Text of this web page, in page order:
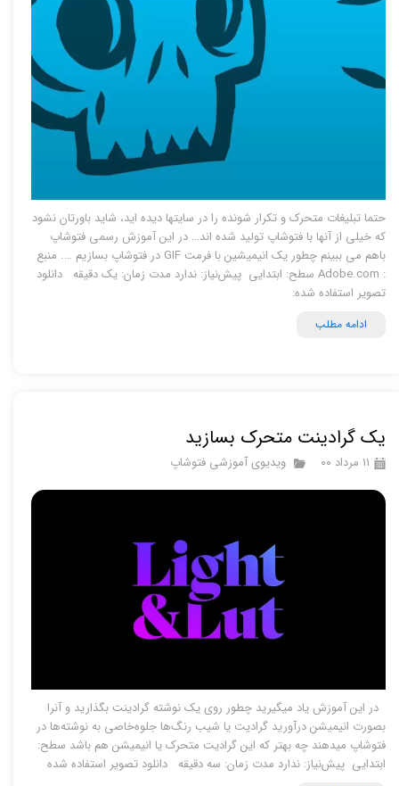
حتما تبلیغات متحرک و تکرار شونده را در سایتها دیده اید، شاید باورتان نشود
که خیلی از آنها با فتوشاپ تولید شده اند… در این آموزش رسمی فتوشاپ
باهم می ببینم چطور یک انیمیشین با فرمت GIF در فتوشاپ بسازیم …. منبع
: Adobe.com سطح: ابتدایی پیش‌نیاز: ندارد مدت زمان: یک دقیقه دانلود
تصویر استفاده شده:
ادامه مطلب
یک گرادینت متحرک بسازید
۱۱ مرداد ۰۰ ویدیوی آموزشی فتوشاپ
در این آموزش یاد میگیرید چطور روی یک نوشته گرادینت بگذارید و آنرا
بصورت انیمیشن درآورید گرادیت یا شیب رنگ‌ها جلوه‌خاصی به نوشته‌ها در
فتوشاپ میدهند چه بهتر که این گرادیت متحرک یا انیمیشن هم باشد سطح:
ابتدایی پیش‌نیاز: ندارد مدت زمان: سه دقیقه دانلود تصویر استفاده شده